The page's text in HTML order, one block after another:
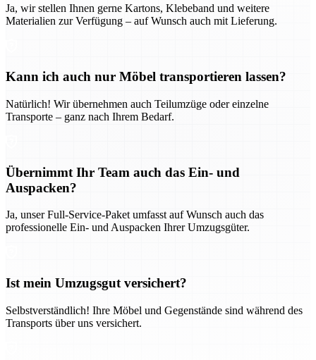
Ja, wir stellen Ihnen gerne Kartons, Klebeband und weitere
Materialien zur Verfügung – auf Wunsch auch mit Lieferung.
Kann ich auch nur Möbel transportieren lassen?
Natürlich! Wir übernehmen auch Teilumzüge oder einzelne
Transporte – ganz nach Ihrem Bedarf.
Übernimmt Ihr Team auch das Ein- und
Auspacken?
Ja, unser Full-Service-Paket umfasst auf Wunsch auch das
professionelle Ein- und Auspacken Ihrer Umzugsgüter.
Ist mein Umzugsgut versichert?
Selbstverständlich! Ihre Möbel und Gegenstände sind während des
Transports über uns versichert.